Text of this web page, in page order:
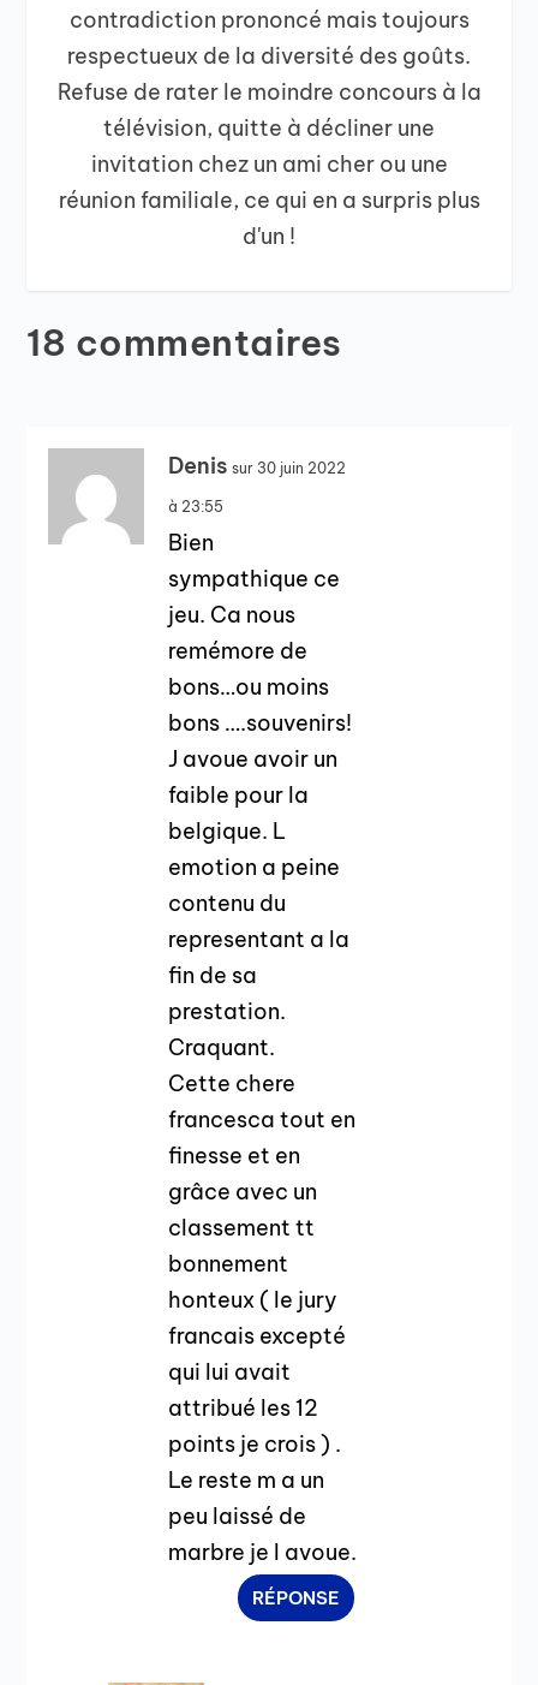
contradiction prononcé mais toujours
respectueux de la diversité des goûts.
Refuse de rater le moindre concours à la
télévision, quitte à décliner une
invitation chez un ami cher ou une
réunion familiale, ce qui en a surpris plus
d'un !
18 commentaires
Denis sur 30 juin 2022
à 23:55
Bien
sympathique ce
jeu. Ca nous
remémore de
bons…ou moins
bons ….souvenirs!
J avoue avoir un
faible pour la
belgique. L
emotion a peine
contenu du
representant a la
fin de sa
prestation.
Craquant.
Cette chere
francesca tout en
finesse et en
grâce avec un
classement tt
bonnement
honteux ( le jury
francais excepté
qui lui avait
attribué les 12
points je crois ) .
Le reste m a un
peu laissé de
marbre je l avoue.
RÉPONSE